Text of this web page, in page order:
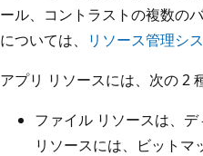
ール、コントラストの複数の
については、
リソース管理シ
アプリ リソースには、次の 2
ファイル リソースは、
リソースには、ビット